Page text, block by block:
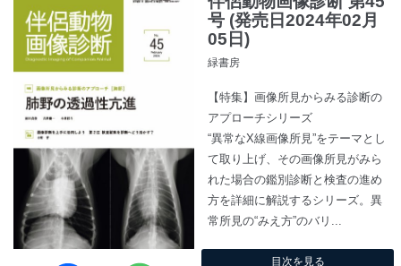
号 (発売日2024年02月
05日)
緑書房
【特集】画像所見からみる診断の
アプローチシリーズ
“異常なX線画像所見”をテーマとし
て取り上げ、その画像所見がみら
れた場合の鑑別診断と検査の進め
方を詳細に解説するシリーズ。異
常所見の“みえ方”のバリ...
目次を見る